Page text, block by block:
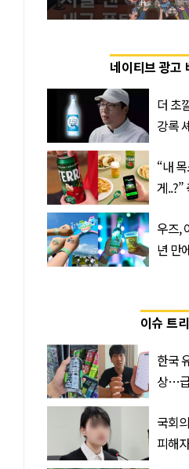
네이티브 광고
더 초
강록
“내
게..?”
트
우즈,
년 만
이슈 트리
한국
상…
국회
피해